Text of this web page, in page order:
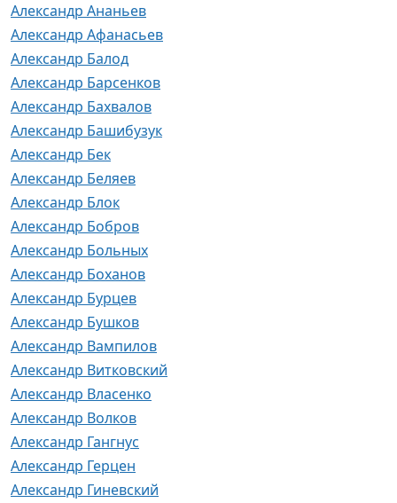
Александр Ананьев
Александр Афанасьев
Александр Балод
Александр Барсенков
Александр Бахвалов
Александр Башибузук
Александр Бек
Александр Беляев
Александр Блок
Александр Бобров
Александр Больных
Александр Боханов
Александр Бурцев
Александр Бушков
Александр Вампилов
Александр Витковский
Александр Власенко
Александр Волков
Александр Гангнус
Александр Герцен
Александр Гиневский